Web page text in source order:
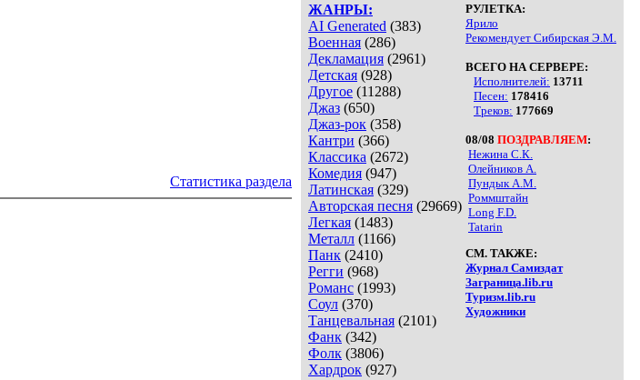
ЖАНРЫ:
AI Generated (383)
Военная (286)
Декламация (2961)
Детская (928)
Другое (11288)
Джаз (650)
Джаз-рок (358)
Кантри (366)
Классика (2672)
Комедия (947)
Латинская (329)
Авторская песня (29669)
Легкая (1483)
Металл (1166)
Панк (2410)
Регги (968)
Романс (1993)
Соул (370)
Танцевальная (2101)
Фанк (342)
Фолк (3806)
Хардрок (927)
РУЛЕТКА:
Ярило
Рекомендует Сибирская Э.М.
ВСЕГО НА СЕРВЕРЕ:
Исполнителей: 13711
Песен: 178416
Треков: 177669
08/08 ПОЗДРАВЛЯЕМ:
Нежина С.К.
Олейников А.
Пундык А.М.
Роммштайн
Long F.D.
Tatarin
СМ. ТАКЖЕ:
Журнал Самиздат
Заграница.lib.ru
Туризм.lib.ru
Художники
Статистика раздела